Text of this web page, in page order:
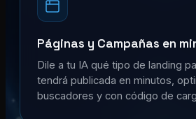
Páginas y Campañas en
Dile a tu IA qué tipo de landing
tendrá publicada en minutos,
buscadores y con código de